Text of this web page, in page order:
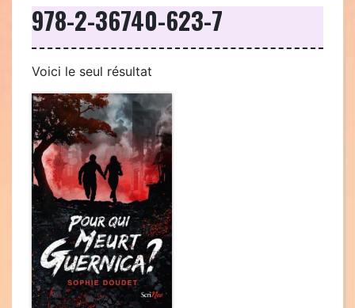
978-2-36740-623-7
Voici le seul résultat